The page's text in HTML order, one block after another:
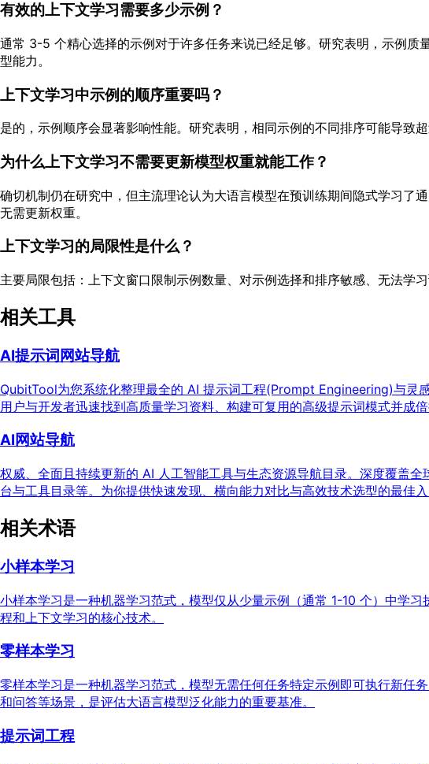
有效的上下文学习需要多少示例？
通常 3-5 个精心选择的示例对于许多任务来说已经足够。研究表明，示例
型能力。
上下文学习中示例的顺序重要吗？
是的，示例顺序会显著影响性能。研究表明，相同示例的不同排序可能导致
为什么上下文学习不需要更新模型权重就能工作？
确切机制仍在研究中，但主流理论认为大语言模型在预训练期间隐式学习了
无需更新权重。
上下文学习的局限性是什么？
主要局限包括：上下文窗口限制示例数量、对示例选择和排序敏感、无法学
相关工具
AI提示词网站导航
QubitTool为您系统化整理最全的 AI 提示词工程(Prompt Engineering)与灵
用户与开发者迅速找到高质量学习资料、构建可复用的高级提示词模式并成
AI网站导航
权威、全面且持续更新的 AI 人工智能工具与生态资源导航目录。深度覆盖
台与工具目录等。为你提供快速发现、横向能力对比与高效技术选型的最佳
相关术语
小样本学习
小样本学习是一种机器学习范式，模型仅从少量示例（通常 1-10 个）中学
程和上下文学习的核心技术。
零样本学习
零样本学习是一种机器学习范式，模型无需任何任务特定示例即可执行新任
和问答等场景，是评估大语言模型泛化能力的重要基准。
提示词工程